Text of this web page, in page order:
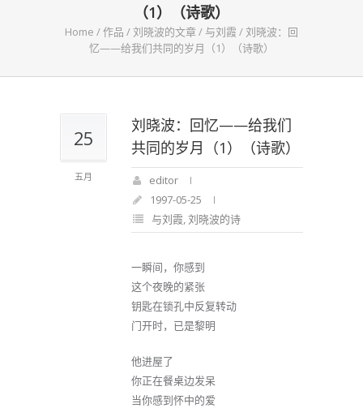
（1）（诗歌）
Home /作品 /刘晓波的文章/ 与刘霞 /刘晓波：回
忆——给我们共同的岁月（1）（诗歌）
25
五月
刘晓波：回忆——给我们
共同的岁月（1）（诗歌）
editor
1997-05-25
与刘霞,刘晓波的诗
一瞬间，你感到
这个夜晚的紧张
钥匙在锁孔中反复转动
门开时，已是黎明
他进屋了
你正在餐桌边发呆
当你感到怀中的爱